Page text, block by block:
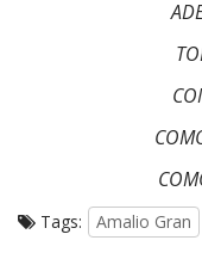
Tags: Amalio Gran